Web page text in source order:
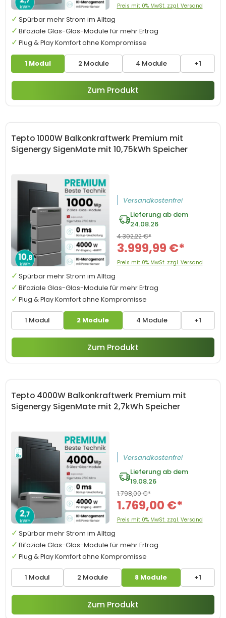
1 Modul 2 Module 4 Module +1
Preis mit 0% MwSt. zzgl. Versand
Spürbar mehr Strom im Alltag
Bifaziale Glas-Glas-Module für mehr Ertrag
Plug & Play Komfort ohne Kompromisse
Zum Produkt
Tepto 1000W Balkonkraftwerk Premium mit
Sigenergy SigenMate mit 10,75kWh Speicher
1 Modul 2 Module 4 Module +1
Versandkostenfrei
Lieferung ab dem
24.08.26
3.999,99 €*
4.302,22 €*
Preis mit 0% MwSt. zzgl. Versand
Spürbar mehr Strom im Alltag
Bifaziale Glas-Glas-Module für mehr Ertrag
Plug & Play Komfort ohne Kompromisse
Zum Produkt
Tepto 4000W Balkonkraftwerk Premium mit
Sigenergy SigenMate mit 2,7kWh Speicher
1 Modul 2 Module 8 Module +1
Versandkostenfrei
Lieferung ab dem
19.08.26
1.769,00 €*
1.798,00 €*
Preis mit 0% MwSt. zzgl. Versand
Spürbar mehr Strom im Alltag
Bifaziale Glas-Glas-Module für mehr Ertrag
Plug & Play Komfort ohne Kompromisse
Zum Produkt